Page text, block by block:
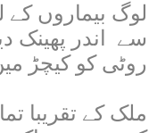
لوگ بیماروں کے
سے
اندر پھینک
روٹی کو کیچڑ
ملک کے تقریبا